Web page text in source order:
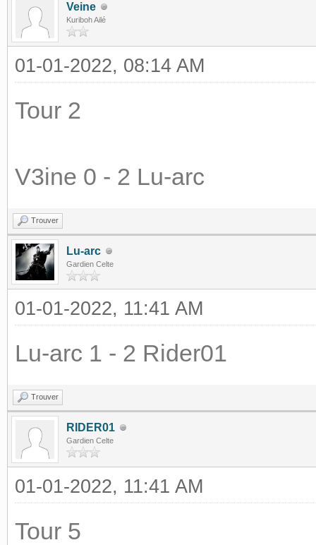
Veine
Kuriboh Ailé
01-01-2022, 08:14 AM
Tour 2
V3ine 0 - 2 Lu-arc
Trouver
Lu-arc
Gardien Celte
01-01-2022, 11:41 AM
Lu-arc 1 - 2 Rider01
Trouver
RIDER01
Gardien Celte
01-01-2022, 11:41 AM
Tour 5